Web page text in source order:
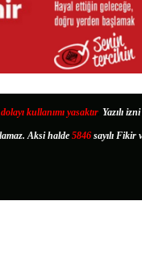
kullanımı yasaktır. Yazılı
Aksi halde 5846 sayılı Fikir